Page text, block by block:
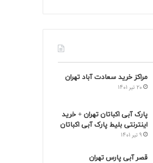
مراکز خرید سعادت‌ آباد تهران
20 تیر 1401
پارک آبی اکباتان تهران + خرید
اینترنتی بلیط پارک آبی اکباتان
9 تیر 1401
قصر آبی پارس تهران